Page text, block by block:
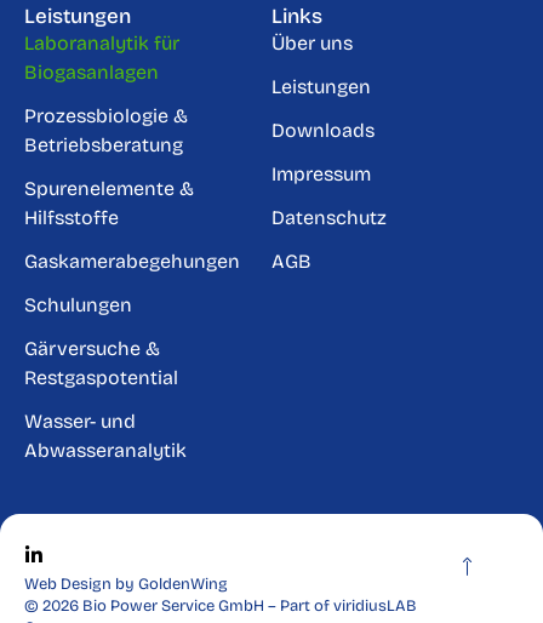
Leistungen
Laboranalytik für
Biogasanlagen
Prozessbiologie &
Betriebsberatung
Spurenelemente &
Hilfsstoffe
Gaskamerabegehungen
Schulungen
Gärversuche &
Restgaspotential
Wasser- und
Abwasseranalytik
Links
Über uns
Leistungen
Downloads
Impressum
Datenschutz
AGB
© 2026 Bio Power Service GmbH – Part of viridiusLAB
Web Design by GoldenWing